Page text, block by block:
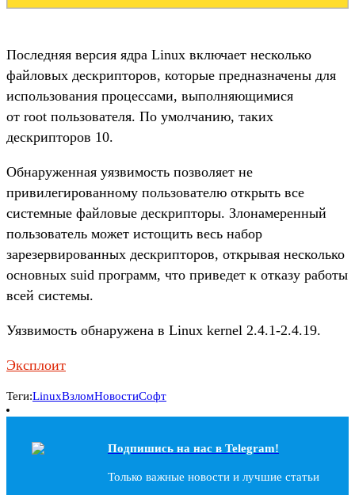
Последняя версия ядра Linux включает несколько
файловых дескрипторов, которые предназначены для
использования процессами, выполняющимися
от root пользователя. По умолчанию, таких
дескрипторов 10.
Обнаруженная уязвимость позволяет не
привилегированному пользователю открыть все
системные файловые дескрипторы. Злонамеренный
пользователь может истощить весь набор
зарезервированных дескрипторов, открывая несколько
основных suid программ, что приведет к отказу работы
всей системы.
Уязвимость обнаружена в Linux kernel 2.4.1-2.4.19.
Эксплоит
Теги:LinuxВзломНовостиСофт
Подпишись на наc в Telegram!
Только важные новости и лучшие статьи